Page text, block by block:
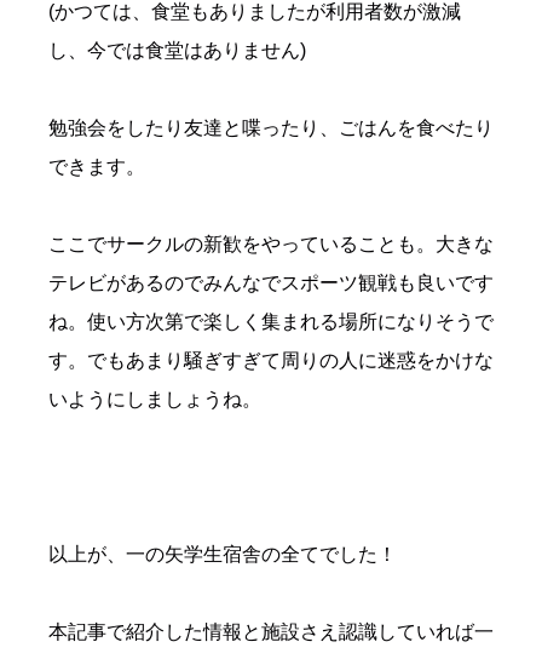
(かつては、食堂もありましたが利用者数が激減
し、今では食堂はありません)
勉強会をしたり友達と喋ったり、ごはんを食べたり
できます。
ここでサークルの新歓をやっていることも。大きな
テレビがあるのでみんなでスポーツ観戦も良いです
ね。使い方次第で楽しく集まれる場所になりそうで
す。でもあまり騒ぎすぎて周りの人に迷惑をかけな
いようにしましょうね。
以上が、一の矢学生宿舎の全てでした！
本記事で紹介した情報と施設さえ認識していれば一